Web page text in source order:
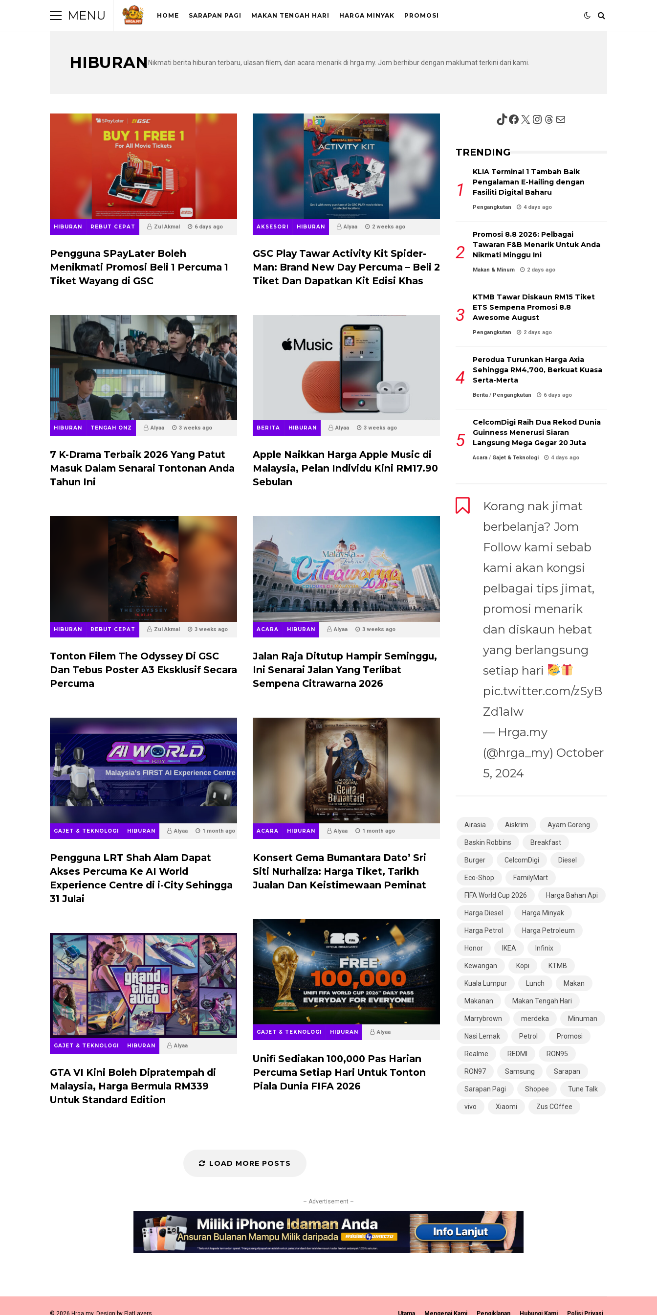
MENU HOME SARAPAN PAGI MAKAN TENGAH HARI HARGA MINYAK PROMOSI
HIBURAN Nikmati berita hiburan terbaru, ulasan filem, dan acara menarik di hrga.my. Jom berhibur dengan maklumat terkini dari kami.
HIBURAN REBUT CEPAT Zul Akmal 6 days ago
Pengguna SPayLater Boleh
Menikmati Promosi Beli 1 Percuma 1
Tiket Wayang di GSC
AKSESORI HIBURAN Alyaa 2 weeks ago
GSC Play Tawar Activity Kit Spider-
Man: Brand New Day Percuma – Beli 2
Tiket Dan Dapatkan Kit Edisi Khas
HIBURAN TENGAH ONZ Alyaa 3 weeks ago
7 K-Drama Terbaik 2026 Yang Patut
Masuk Dalam Senarai Tontonan Anda
Tahun Ini
BERITA HIBURAN Alyaa 3 weeks ago
Apple Naikkan Harga Apple Music di
Malaysia, Pelan Individu Kini RM17.90
Sebulan
HIBURAN REBUT CEPAT Zul Akmal 3 weeks ago
Tonton Filem The Odyssey Di GSC
Dan Tebus Poster A3 Eksklusif Secara
Percuma
ACARA HIBURAN Alyaa 3 weeks ago
Jalan Raja Ditutup Hampir Seminggu,
Ini Senarai Jalan Yang Terlibat
Sempena Citrawarna 2026
GAJET & TEKNOLOGI HIBURAN Alyaa 1 month ago
Pengguna LRT Shah Alam Dapat
Akses Percuma Ke AI World
Experience Centre di i-City Sehingga
31 Julai
ACARA HIBURAN Alyaa 1 month ago
Konsert Gema Bumantara Dato’ Sri
Siti Nurhaliza: Harga Tiket, Tarikh
Jualan Dan Keistimewaan Peminat
GAJET & TEKNOLOGI HIBURAN Alyaa
GTA VI Kini Boleh Dipratempah di
Malaysia, Harga Bermula RM339
Untuk Standard Edition
GAJET & TEKNOLOGI HIBURAN Alyaa
Unifi Sediakan 100,000 Pas Harian
Percuma Setiap Hari Untuk Tonton
Piala Dunia FIFA 2026
LOAD MORE POSTS
TikTok
Facebook
X Instagram
Threads
Mail
TRENDING
KLIA Terminal 1 Tambah Baik
Pengalaman E-Hailing dengan
Fasiliti Digital Baharu
Pengangkutan 4 days ago
Promosi 8.8 2026: Pelbagai
Tawaran F&B Menarik Untuk Anda
Nikmati Minggu Ini
Makan & Minum 2 days ago
KTMB Tawar Diskaun RM15 Tiket
ETS Sempena Promosi 8.8
Awesome August
Pengangkutan 2 days ago
Perodua Turunkan Harga Axia
Sehingga RM4,700, Berkuat Kuasa
Serta-Merta
Berita / Pengangkutan 6 days ago
CelcomDigi Raih Dua Rekod Dunia
Guinness Menerusi Siaran
Langsung Mega Gegar 20 Juta
Acara / Gajet & Teknologi 4 days ago
Korang nak jimat
berbelanja? Jom
Follow kami sebab
kami akan kongsi
pelbagai tips jimat,
promosi menarik
dan diskaun hebat
yang berlangsung
setiap hari
pic.twitter.com/zSyB
Zd1aIw
— Hrga.my
(@hrga_my) October
5, 2024
Airasia Aiskrim Ayam Goreng
Baskin Robbins Breakfast
Burger CelcomDigi Diesel
Eco-Shop FamilyMart
FIFA World Cup 2026 Harga Bahan Api
Harga Diesel Harga Minyak
Harga Petrol Harga Petroleum
Honor IKEA Infinix
Kewangan Kopi KTMB
Kuala Lumpur Lunch Makan
Makanan Makan Tengah Hari
Marrybrown merdeka Minuman
Nasi Lemak Petrol Promosi
Realme REDMI RON95
RON97 Samsung Sarapan
Sarapan Pagi Shopee Tune Talk
vivo Xiaomi Zus COffee
– Advertisement –